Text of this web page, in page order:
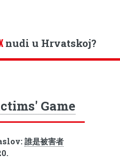
nudi u Hrvatskoj?
Game
誰是被害者